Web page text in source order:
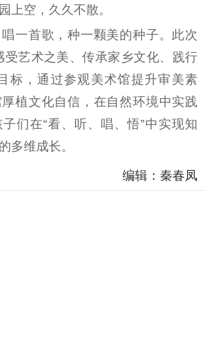
上空，久久不散。
首歌，种一颗美的种子。此次
受艺术之美、传承家乡文化、践行
标，通过参观美术馆提升审美素
植文化自信，在自然环境中实践
们在“看、听、唱、悟”中实现知
多维成长。
编辑：秦春凤